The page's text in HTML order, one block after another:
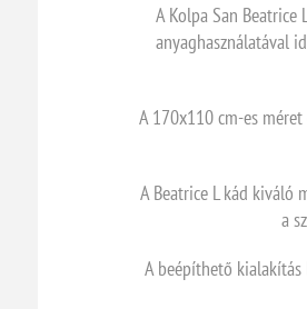
A Kolpa San
anyaghasználatával
A 170x110 cm-es
A Beatrice L kád kiváló
a
A beépíthető